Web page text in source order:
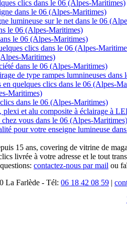
clics dans le 06 (Alpes-Maritimes)
dans le 06 (Alpes-Maritimes)
lumineuse sur le net dans le 06
le 06 (Alpes-Maritimes)
le 06 (Alpes-Maritimes)
clics dans le 06 (Alpes-
Maritimes)
dans le 06 (Alpes-Maritimes)
de type rampes lumnineuses
en quelques clics dans le 06 (Alpes-
Maritimes)
dans le 06 (Alpes-Maritimes)
et alu composite à éclairage à
vous dans le 06 (Alpes-Maritimes)
pour votre enseigne lumineuse
15 ans, covering de vitrine de
livrée à votre adresse et le tout
contactez-nous par mail ou
La Farlède - Tél: 06 18 42 08 59 |